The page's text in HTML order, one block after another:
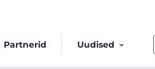
Partnerid Uudised